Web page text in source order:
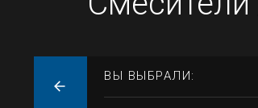
ВЫ ВЫБРАЛИ: